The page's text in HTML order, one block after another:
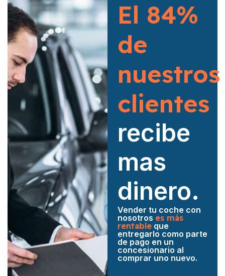
El 84%
de
nuestros
clientes
recibe
mas
dinero.
Vender tu coche con
nosotros es más
rentableque
entregarlo como parte
de pago en un
concesionario al
comprar uno nuevo.